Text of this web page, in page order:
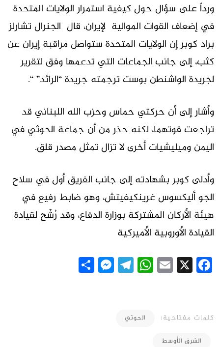
ورداً على سؤال حول كيفية استمرار الولايات المتحدة
في إضعاف القوات الموالية لإيران، قال الجنرال تشارلز
براد كوبر إن الولايات المتحدة ستواصل مراقبة إيران عن
كثب، إلى جانب الجماعات التي تدعمها وفق لتقرير
لجريدة الواشنطن بوست ترجمته جريدة “الرائد” “.
وأشار إلى أن حركتي حماس وحزب الله اللبناني قد
تراجعت قوتهما، لكنه حذر من أن جماعة الحوثي في
اليمن وميليشيات أخرى لا تزال تمثل مصدر قلق.
وأدلى كوبر بشهادته إلى جانب الفريق أول في سلاح
الجو أليكسوس غرينكيفيتش، وهو ضابط رفيع في
هيئة الأركان المشتركة بوزارة الدفاع، وقد رُشّح لقيادة
القيادة الأوروبية الأميركية
Facebook
X
Email
WhatsApp
Telegram
Messenger
كلمات مفتاحية: الحوثي
الشرق الأوسط